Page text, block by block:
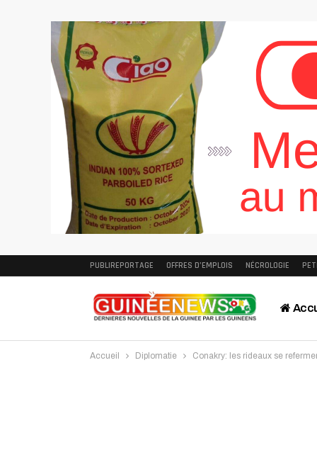
PUBLIREPORTAGE OFFRES D’EMPLOIS NÉCROLOGIE
Accueil Diplomatie Conakry: les rideaux se